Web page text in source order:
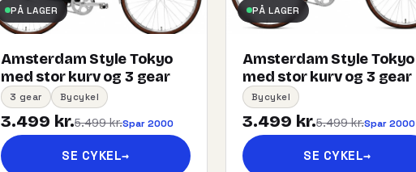
PÅ LAGER
Amsterdam Style Tokyo
med stor kurv og 3 gear
3 gear Bycykel
3.499 kr.5.499 kr.Spar 2000
SE CYKEL→
PÅ LAGER
Amsterdam Style Tokyo
med stor kurv og 3 gear
Bycykel
3.499 kr.5.499 kr.Spar 2000
SE CYKEL→